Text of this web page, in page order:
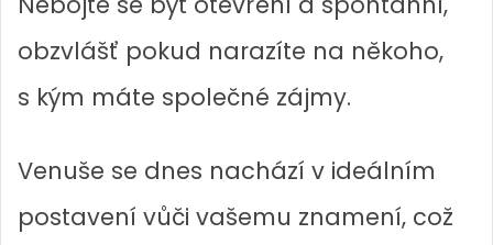
obzvlášť pokud narazíte na někoho,
s kým máte společné zájmy.
Venuše se dnes nachází v ideálním
postavení vůči vašemu znamení, což